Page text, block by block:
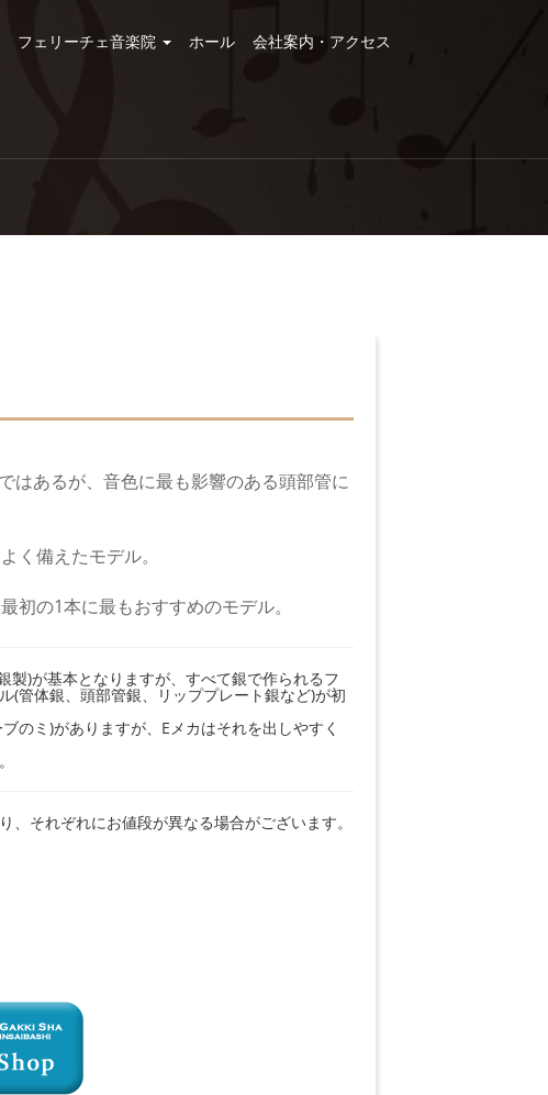
フェリーチェ音楽院 ホール 会社案内・アクセス
はあるが、音色に最も影響のある頭部管に
く備えたモデル。
初の1本に最もおすすめのモデル。
製)が基本となりますが、すべて銀で作られるフ
(管体銀、頭部管銀、リッププレート銀など)が初
のミ)がありますが、Eメカはそれを出しやすく
それぞれにお値段が異なる場合がございます。